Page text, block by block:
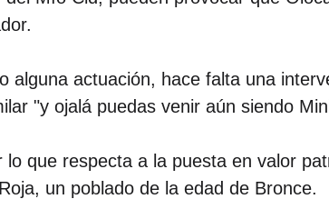
alguna actuación, hace falta una
"y ojalá puedas venir aún siendo
lo que respecta a la puesta en valor
un poblado de la edad de Bronce.